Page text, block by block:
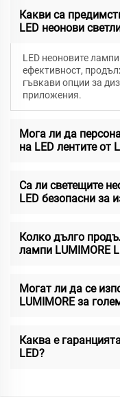
Какви са
LED неонови
LED неоновите
ефективност,
гъвкави опции за
приложения.
Мога ли да
на LED лентите от
Са ли светещите
LED безопасни за
Колко дълго
лампи LUMIMORE
Могат ли да се
LUMIMORE за
Каква е
LED?